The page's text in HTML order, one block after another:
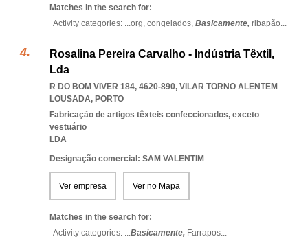
Matches in the search for:
Activity categories: ...org, congelados, Basicamente, ribapão...
Rosalina Pereira Carvalho - Indústria Têxtil,
Lda
R DO BOM VIVER 184, 4620-890, VILAR TORNO ALENTEM
LOUSADA, PORTO
Fabricação de artigos têxteis confeccionados, exceto
vestuário
LDA
Designação comercial: SAM VALENTIM
Ver empresa Ver no Mapa
Matches in the search for:
Activity categories: ...Basicamente, Farrapos...